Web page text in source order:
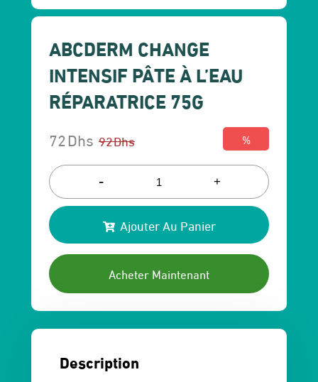
ABCDERM CHANGE
INTENSIF PÂTE À L’EAU
RÉPARATRICE 75G
92Dhs
Le
prix
initial
était :
92 Dhs.
72Dhs
Le
prix
actuel
est :
72 Dhs.
%
- +
Ajouter Au Panier
Acheter Maintenant
Description